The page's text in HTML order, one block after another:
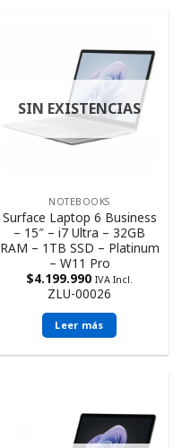
SIN EXISTENCIAS
NOTEBOOKS
Surface Laptop 6 Business
– 15″ – i7 Ultra – 32GB
RAM – 1TB SSD – Platinum
– W11 Pro
$4.199.990 IVA Incl.
ZLU-00026
Leer más